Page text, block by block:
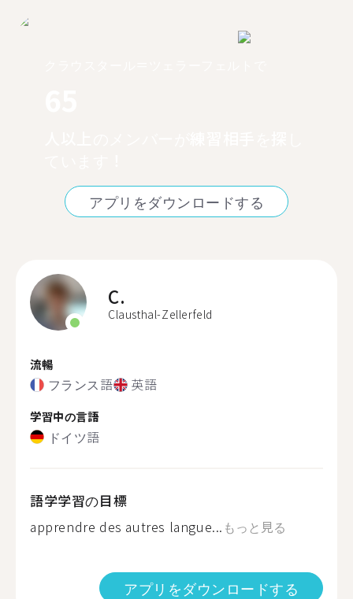
アプリをダウンロードする
C.
Clausthal-Zellerfeld
流暢
フランス語 英語
学習中の言語
ドイツ語
語学学習の目標
apprendre des autres langue... もっと見る
アプリをダウンロードする